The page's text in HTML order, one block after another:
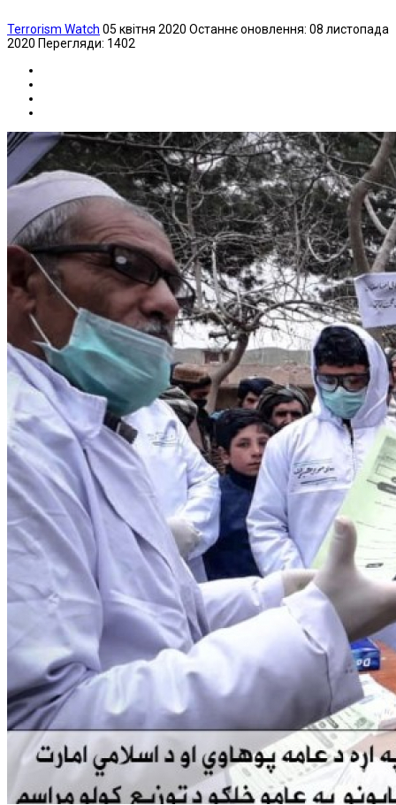
Terrorism Watch 05 квітня 2020 Останнє оновлення: 08 листопада
2020 Перегляди: 1402